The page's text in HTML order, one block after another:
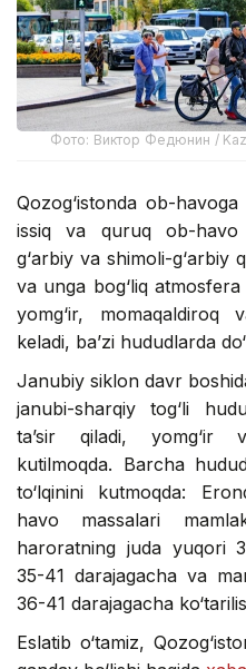
Фото: Виктор Федюнин /
Qozog‘istonda ob-
issiq va quruq ob-havo
g‘arbiy va shimoli-g‘arbiy
va unga bog‘liq
yomg‘ir,
keladi, ba’zi hududlarda
Janubiy siklon davr
janubi-sharqiy tog‘li
ta’sir qiladi, yomg‘ir
kutilmoqda. Barcha
to‘lqinini kutmoqda:
havo massalari
haroratning juda yuqori
35-41 darajagacha va
36-41 darajagacha
Eslatib o‘tamiz,